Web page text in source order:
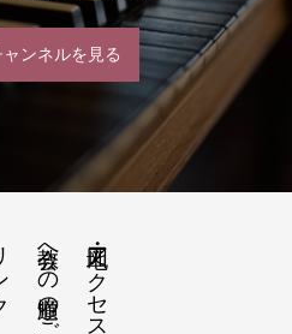
ャンネルを見る
地図・アクセス
教会への道順のご案内